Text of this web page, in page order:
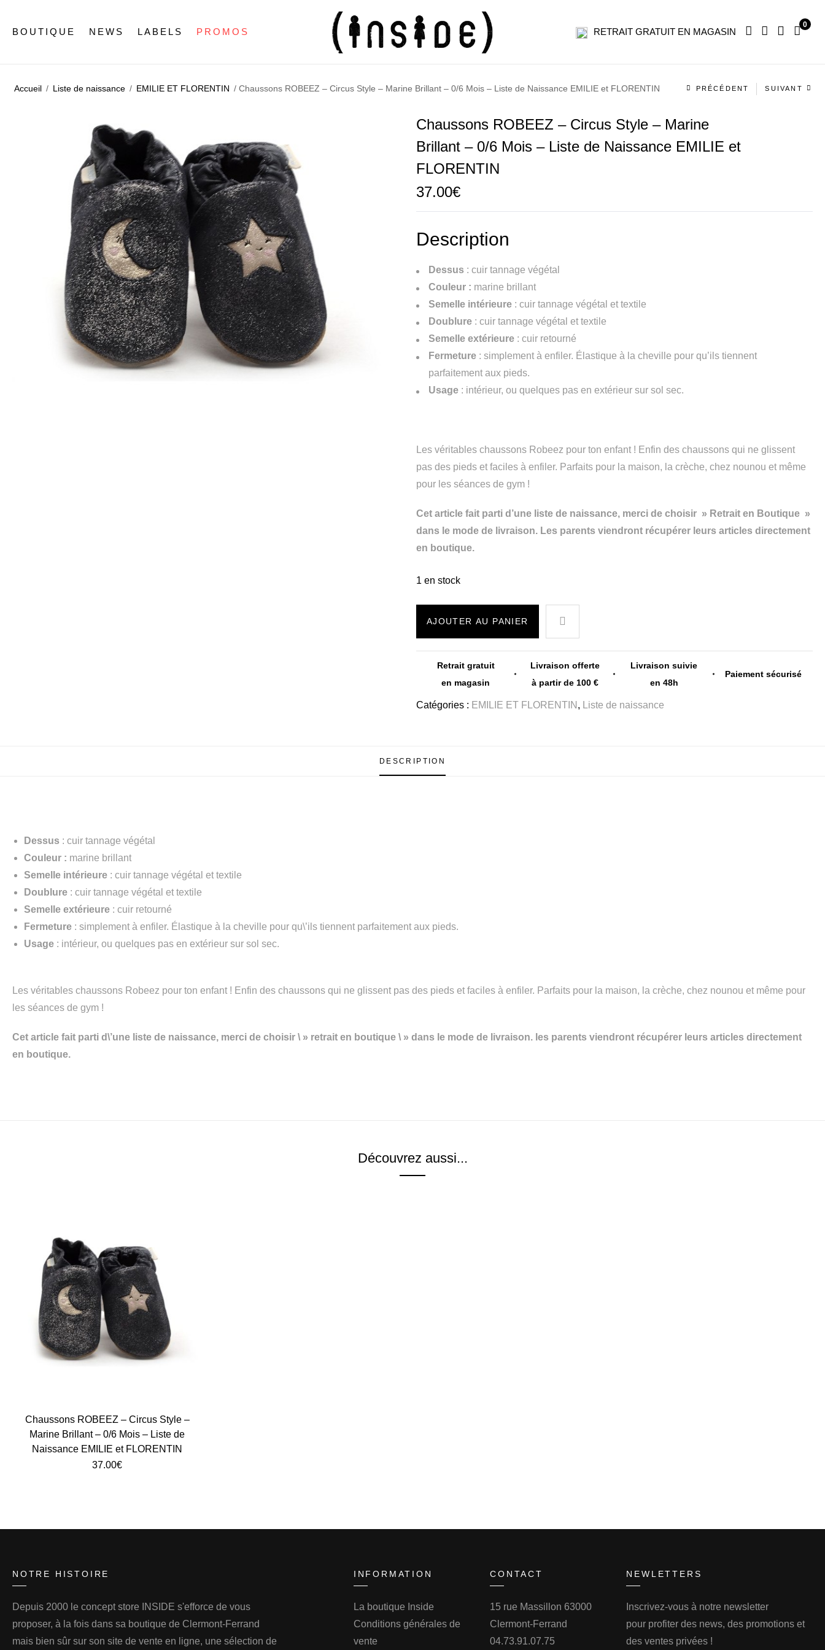
BOUTIQUE NEWS LABELS PROMOS RETRAIT GRATUIT EN MAGASIN
0
Accueil / Liste de naissance / EMILIE ET FLORENTIN / Chaussons ROBEEZ – Circus Style – Marine Brillant – 0/6 Mois – Liste de Naissance EMILIE et FLORENTIN
Navigation
PRÉCÉDENT SUIVANT
Chaussons ROBEEZ – Circus Style – Marine
Brillant – 0/6 Mois – Liste de Naissance EMILIE et
FLORENTIN
37.00€
Description
Dessus : cuir tannage végétal
Couleur : marine brillant
Semelle intérieure: cuir tannage végétal et textile
Doublure: cuir tannage végétal et textile
Semelle extérieure: cuir retourné
Fermeture: simplement à enfiler. Élastique à la cheville pour qu’ils tiennent
parfaitement aux pieds.
Usage: intérieur, ou quelques pas en extérieur sur sol sec.
Les véritables chaussons Robeez pour ton enfant ! Enfin des chaussons qui ne glissent
pas des pieds et faciles à enfiler. Parfaits pour la maison, la crèche, chez nounou et même
pour les séances de gym !
Cet article fait parti d’une liste de naissance, merci de choisir » Retrait en Boutique »
dans le mode de livraison. Les parents viendront récupérer leurs articles directement
en boutique.
1 en stock
AJOUTER AU PANIER
Retrait gratuit
en magasin
Livraison offerte
à partir de 100 €
Livraison suivie
en 48h
Paiement sécurisé
Catégories : EMILIE ET FLORENTIN , Liste de naissance
DESCRIPTION
Dessus : cuir tannage végétal
Couleur : marine brillant
Semelle intérieure : cuir tannage végétal et textile
Doublure : cuir tannage végétal et textile
Semelle extérieure : cuir retourné
Fermeture : simplement à enfiler. Élastique à la cheville pour qu\’ils tiennent parfaitement aux pieds.
Usage : intérieur, ou quelques pas en extérieur sur sol sec.
Les véritables chaussons Robeez pour ton enfant ! Enfin des chaussons qui ne glissent pas des pieds et faciles à enfiler. Parfaits pour la maison, la crèche, chez nounou et même pour
les séances de gym !
Cet article fait parti d\’une liste de naissance, merci de choisir \ » retrait en boutique \ » dans le mode de livraison. les parents viendront récupérer leurs articles directement
en boutique.
Découvrez aussi...
Chaussons ROBEEZ – Circus Style –
Marine Brillant – 0/6 Mois – Liste de
Naissance EMILIE et FLORENTIN
37.00€
NOTRE HISTOIRE
Depuis 2000 le concept store INSIDE s'efforce de vous
proposer, à la fois dans sa boutique de Clermont-Ferrand
mais bien sûr sur son site de vente en ligne, une sélection de
INFORMATION
La boutique Inside
Conditions générales de
vente
CONTACT
15 rue Massillon 63000
Clermont-Ferrand
04.73.91.07.75
NEWLETTERS
Inscrivez-vous à notre newsletter
pour profiter des news, des promotions et
des ventes privées !